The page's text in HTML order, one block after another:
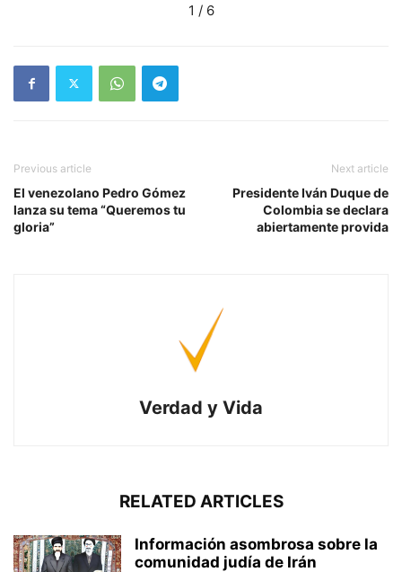
1 / 6
Previous article
El venezolano Pedro Gómez
lanza su tema “Queremos tu
gloria”
Next article
Presidente Iván Duque de
Colombia se declara
abiertamente provida
Verdad y Vida
RELATED ARTICLES
Información asombrosa sobre la
comunidad judía de Irán